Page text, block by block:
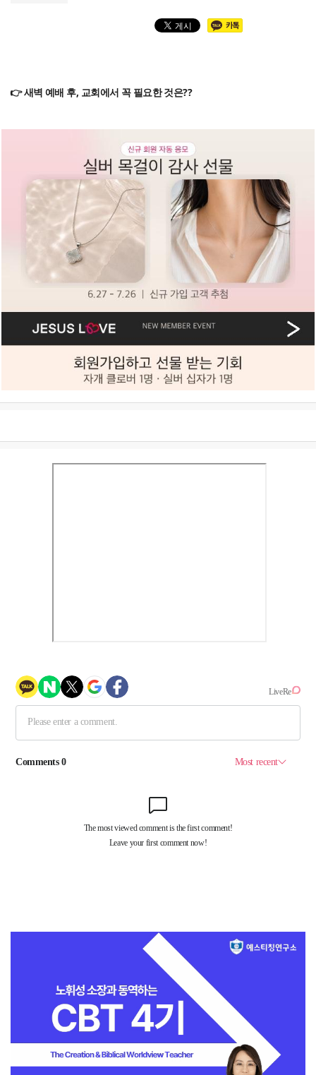
👉 새벽 예배 후, 교회에서 꼭 필요한 것은??